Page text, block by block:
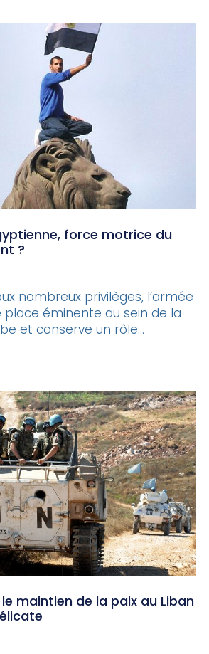
force motrice du
?
nombreux privilèges, l’armée
éminente au sein de la
et conserve un rôle...
le maintien de la paix au Liban